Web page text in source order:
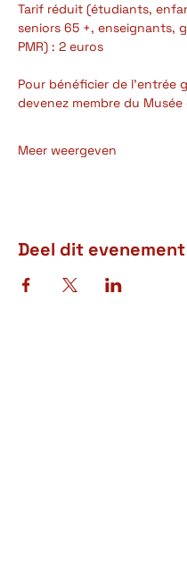
Tarif réduit (étudiants,
seniors 65 +, enseignants,
PMR) : 2 euros
Pour bénéficier de l'entrée
devenez membre du Musée
Meer weergeven
Deel dit evenement